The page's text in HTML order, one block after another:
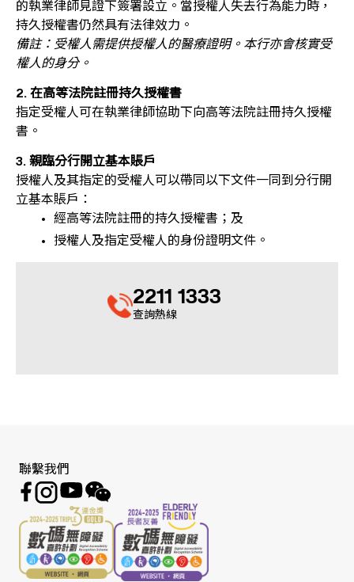
的執業律師見證下簽署設立。當授權人失去行為能力時，
持久授權書仍然具有法律效力。
備註：受權人需提供授權人的醫療證明。本行亦會核實受
權人的身分。
2. 在高等法院註冊持久授權書
指定受權人可在執業律師協助下向高等法院註冊持久授權
書。
3. 親臨分行開立基本賬戶
授權人及其指定的受權人可以帶同以下文件一同到分行開
立基本賬戶：
經高等法院註冊的持久授權書；及
授權人及指定受權人的身份證明文件。
2211 1333
查詢熱線
聯繫我們